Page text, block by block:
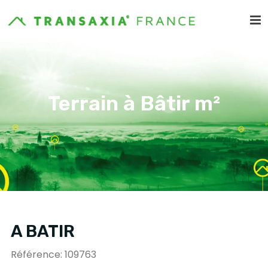
Terrain à Bâtir m²
A BATIR
Référence: 109763